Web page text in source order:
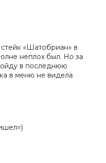
«Шатобриан» в
неплох был. Но за
в последнюю
в меню не видела